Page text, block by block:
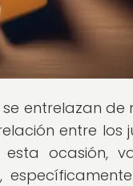
entrelazan de
entre los
ocasión,